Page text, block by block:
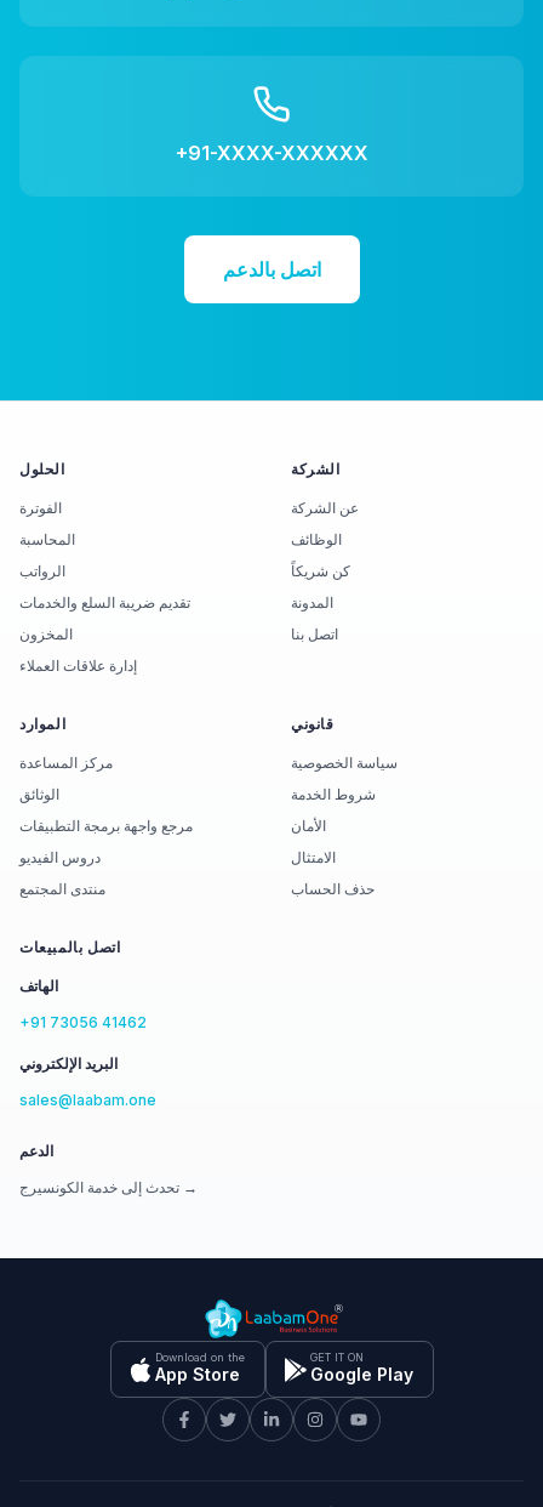
+91-XXXX-XXXXXX
اتصل بالدعم
الحلول
الفوترة
المحاسبة
الرواتب
تقديم ضريبة السلع والخدمات
المخزون
إدارة علاقات العملاء
الشركة
عن الشركة
الوظائف
كن شريكاً
المدونة
اتصل بنا
الموارد
مركز المساعدة
الوثائق
مرجع واجهة برمجة التطبيقات
دروس الفيديو
منتدى المجتمع
قانوني
سياسة الخصوصية
شروط الخدمة
الأمان
الامتثال
حذف الحساب
اتصل بالمبيعات
الهاتف
+91 73056 41462
البريد الإلكتروني
sales@laabam.one
الدعم
تحدث إلى خدمة الكونسيرج →
Download on the
App Store
GET IT ON
Google Play